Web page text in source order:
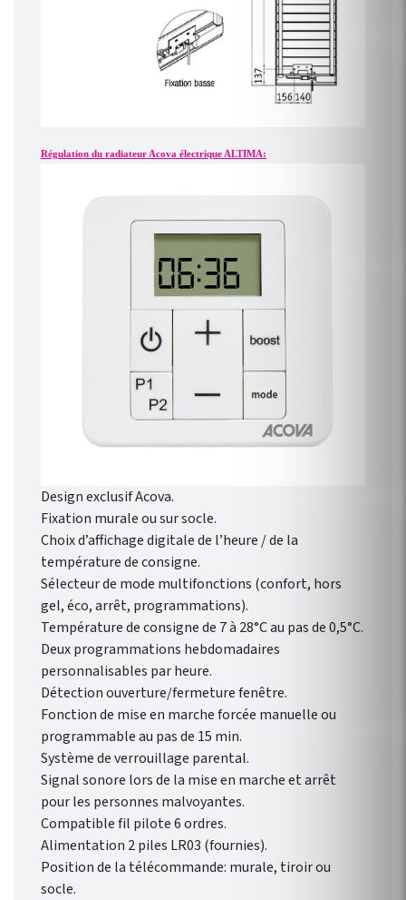
Régulation du radiateur Acova électrique ALTIMA:
Design exclusif Acova.
Fixation murale ou sur socle.
Choix d’affichage digitale de l’heure / de la
température de consigne.
Sélecteur de mode multifonctions (confort, hors
gel, éco, arrêt, programmations).
Température de consigne de 7 à 28°C au pas de 0,5°C.
Deux programmations hebdomadaires
personnalisables par heure.
Détection ouverture/fermeture fenêtre.
Fonction de mise en marche forcée manuelle ou
programmable au pas de 15 min.
Système de verrouillage parental.
Signal sonore lors de la mise en marche et arrêt
pour les personnes malvoyantes.
Compatible fil pilote 6 ordres.
Alimentation 2 piles LR03 (fournies).
Position de la télécommande: murale, tiroir ou
socle.